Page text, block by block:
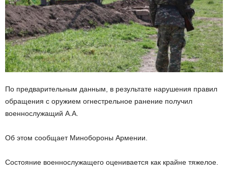
По предварительным данным, в результате нарушения правил
обращения с оружием огнестрельное ранение получил
военнослужащий А.А.
Об этом сообщает Минобороны Армении.
Состояние военнослужащего оценивается как крайне тяжелое.